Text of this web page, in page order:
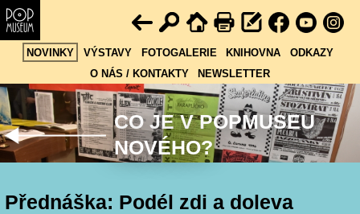
NOVINKY VÝSTAVY FOTOGALERIE KNIHOVNA
ODKAZY
O NÁS / KONTAKTY
NEWSLETTER
CO JE V POPMUSEU
NOVÉHO?
Přednáška: Podél zdi a doleva